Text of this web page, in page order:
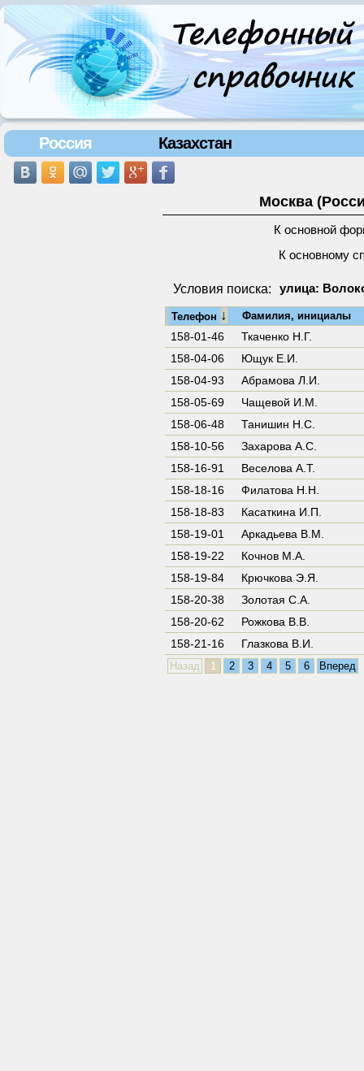
Россия Казахстан
Москва
К основной
К основному
Условия поиска: улица:
Телефон ↓ Фамилия, инициалы
158-01-46
Ткаченко Н.Г.
158-04-06
Ющук Е.И.
158-04-93
Абрамова Л.И.
158-05-69
Чащевой И.М.
158-06-48
Танишин Н.С.
158-10-56
Захарова А.С.
158-16-91
Веселова А.Т.
158-18-16
Филатова Н.Н.
158-18-83
Касаткина И.П.
158-19-01
Аркадьева В.М.
158-19-22
Кочнов М.А.
158-19-84
Крючкова Э.Я.
158-20-38
Золотая С.А.
158-20-62
Рожкова В.В.
158-21-16
Глазкова В.И.
Назад 1 2 3 4 5 6 Вперед